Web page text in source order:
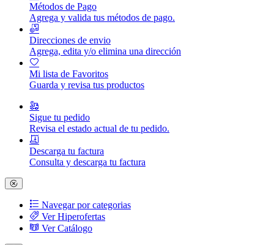
Métodos de Pago
Agrega y valida tus métodos de pago.
Direcciones de envio
Agrega, edita y/o elimina una dirección
Mi lista de Favoritos
Guarda y revisa tus productos
Sigue tu pedido
Revisa el estado actual de tu pedido.
Descarga tu factura
Consulta y descarga tu factura
Navegar por categorias
Ver Hiperofertas
Ver Catálogo